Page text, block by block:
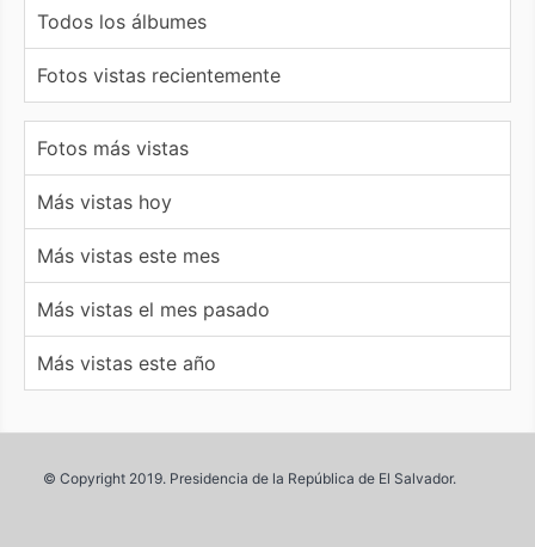
Todos los álbumes
Fotos vistas recientemente
Fotos más vistas
Más vistas hoy
Más vistas este mes
Más vistas el mes pasado
Más vistas este año
© Copyright 2019. Presidencia de la República de El Salvador.